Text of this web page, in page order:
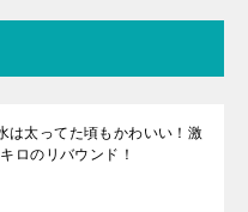
は太ってた頃もかわいい！激
ロのリバウンド！